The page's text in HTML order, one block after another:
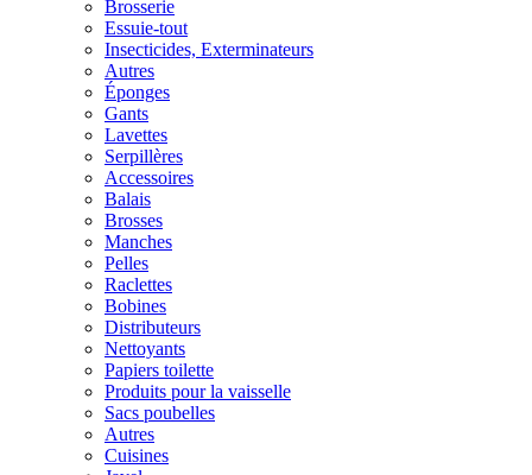
Brosserie
Essuie-tout
Insecticides, Exterminateurs
Autres
Éponges
Gants
Lavettes
Serpillères
Accessoires
Balais
Brosses
Manches
Pelles
Raclettes
Bobines
Distributeurs
Nettoyants
Papiers toilette
Produits pour la vaisselle
Sacs poubelles
Autres
Cuisines